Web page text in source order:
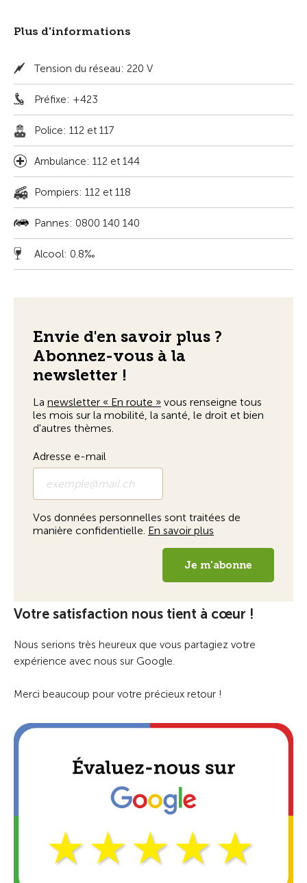
Plus d'informations
Tension du réseau: 220 V
Préfixe: +423
Police: 112 et 117
Ambulance: 112 et 144
Pompiers: 112 et 118
Pannes: 0800 140 140
Alcool: 0.8‰
Votre satisfaction nous tient à cœur !
Nous serions très heureux que vous partagiez votre
expérience avec nous sur Google.
Merci beaucoup pour votre précieux retour !